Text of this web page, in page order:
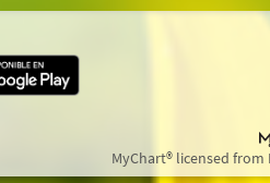
MyChart® licensed